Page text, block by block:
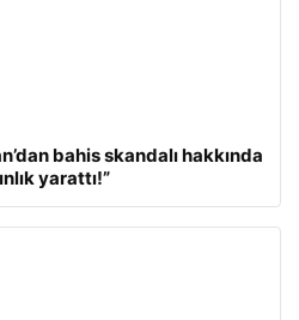
bahis skandalı hakkında
yarattı!”